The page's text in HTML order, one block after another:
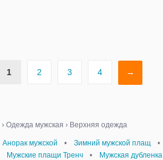
1 2 3 4 →
› Одежда мужская › Верхняя одежда
Анорак мужской • Зимний мужской плащ •
Мужские плащи Тренч • Мужская дубленка